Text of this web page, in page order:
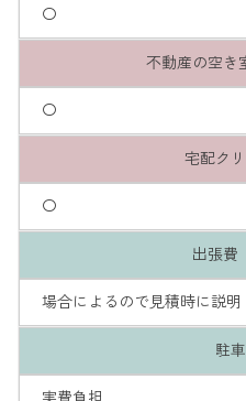
〇
不動産の空き
〇
宅配ク
〇
出張費
場合によるので見積時に説明
駐